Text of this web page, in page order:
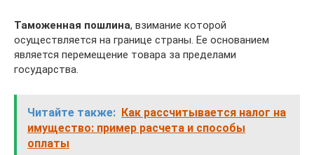
Таможенная пошлина, взимание которой
осуществляется на границе страны. Ее основанием
является перемещение товара за пределами
государства.
Читайте также: Как рассчитывается налог на
имущество: пример расчета и способы
оплаты